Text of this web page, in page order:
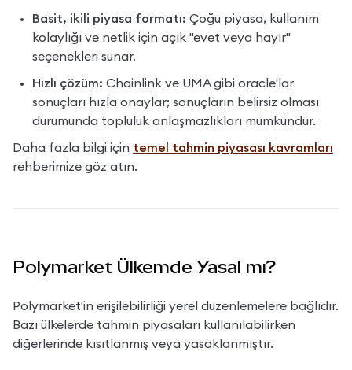
Basit, ikili piyasa formatı: Çoğu piyasa, kullanım
kolaylığı ve netlik için açık "evet veya hayır"
seçenekleri sunar.
Hızlı çözüm: Chainlink ve UMA gibi oracle'lar
sonuçları hızla onaylar; sonuçların belirsiz olması
durumunda topluluk anlaşmazlıkları mümkündür.
Daha fazla bilgi için temel tahmin piyasası kavramları
rehberimize göz atın.
Polymarket Ülkemde Yasal mı?
Polymarket'in erişilebilirliği yerel düzenlemelere bağlıdır.
Bazı ülkelerde tahmin piyasaları kullanılabilirken
diğerlerinde kısıtlanmış veya yasaklanmıştır.